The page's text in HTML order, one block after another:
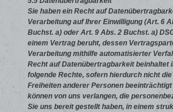
Sie haben ein Recht auf
Verarbeitung auf Ihrer Einwilligung (Art. 6
Buchst. a) oder Art. 9 Abs. 2 Buchst. a)
einem Vertrag beruht, dessen
Verarbeitung mithilfe automatisierter
Recht auf Datenübertragbarkeit beinhaltet
folgende Rechte, sofern hierdurch nicht
Freiheiten anderer Personen
können von uns verlangen, die
Sie uns bereit gestellt haben, in einem